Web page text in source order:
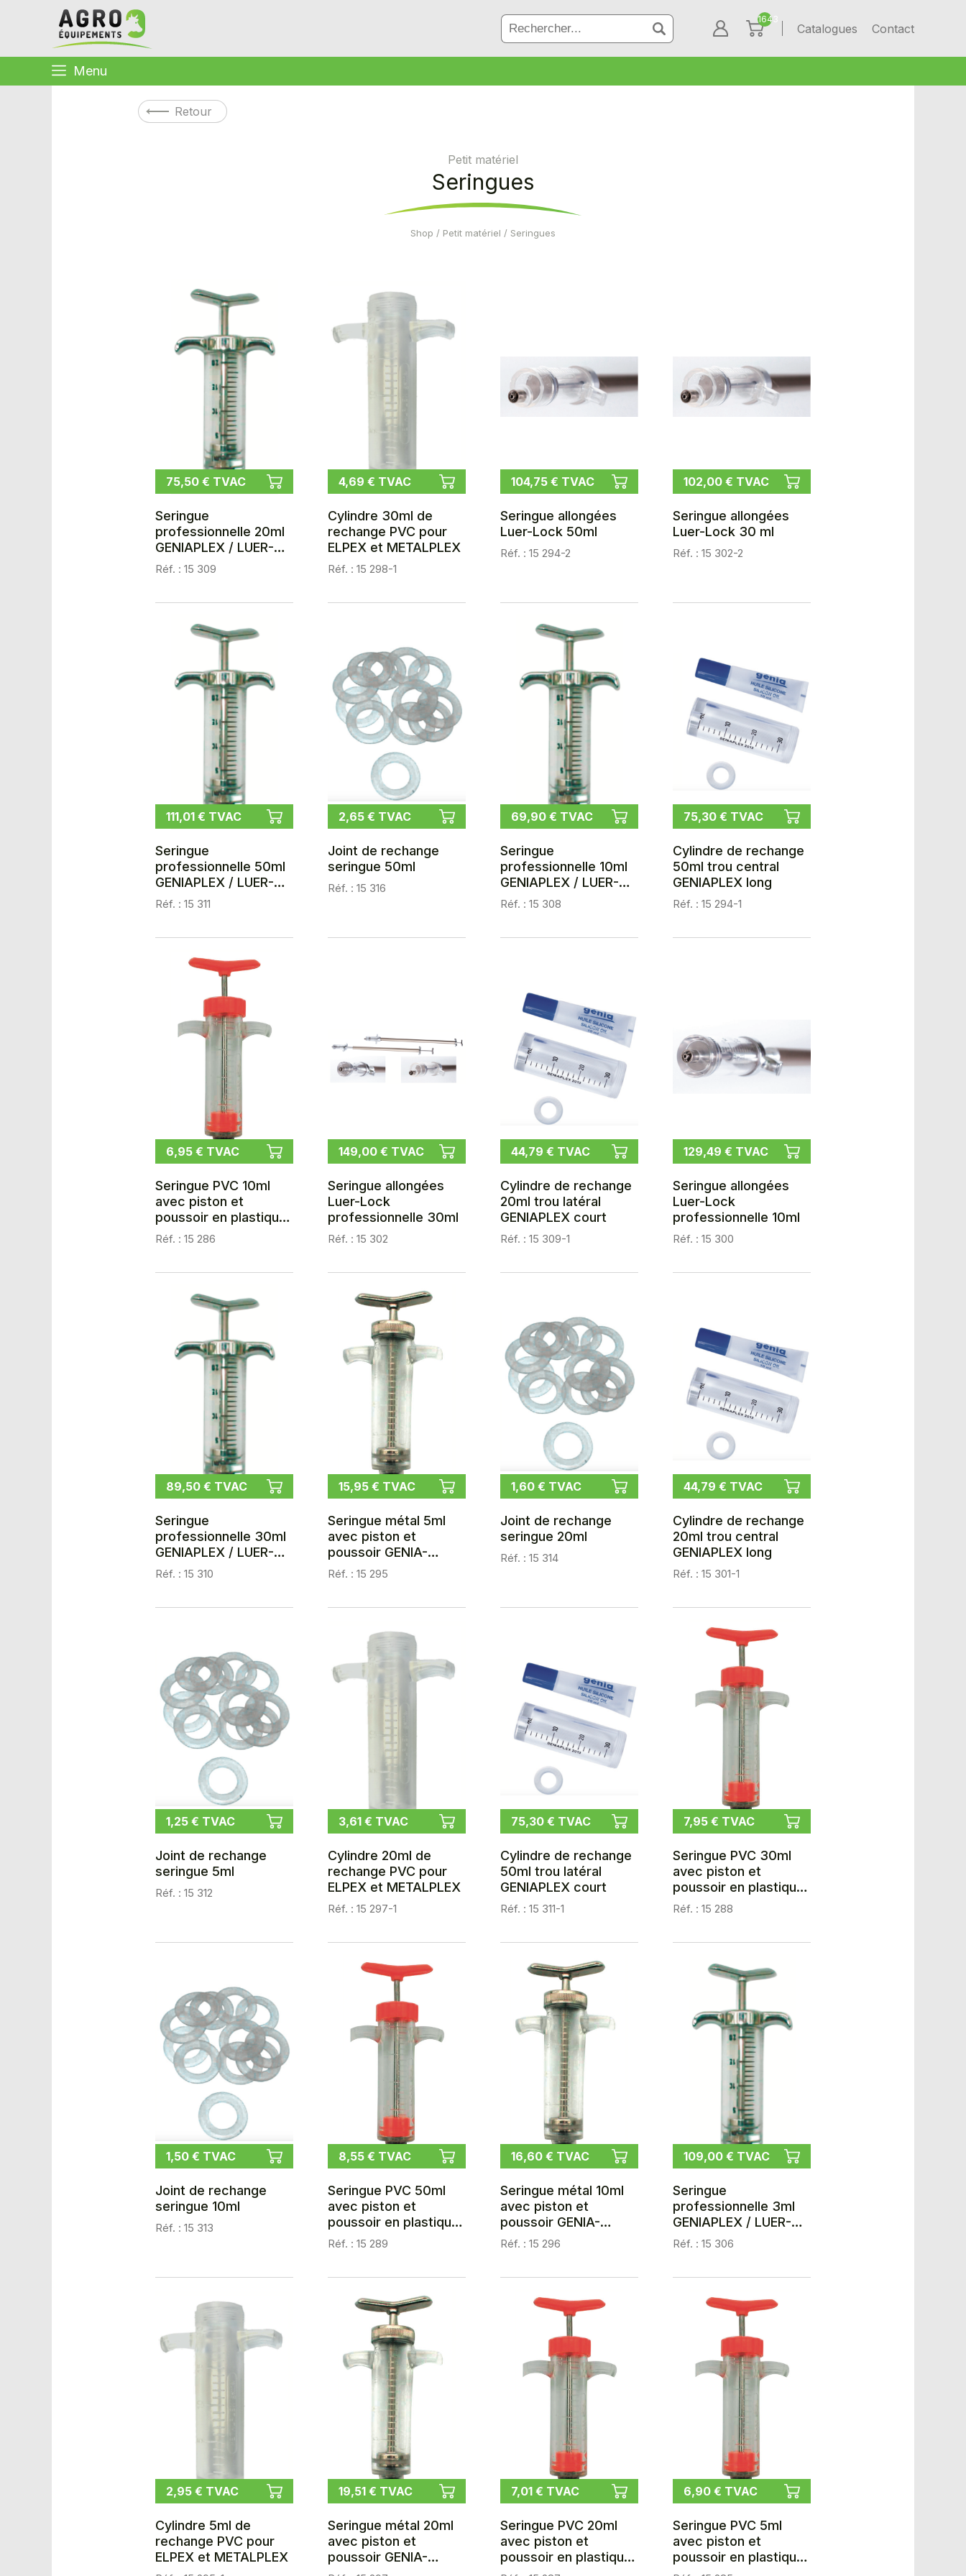
1643
Catalogues Contact
Menu
Retour
Petit matériel
Seringues
Shop / Petit matériel / Seringues
75,50 € TVAC
Seringue
professionnelle 20ml
GENIAPLEX / LUER-
LOCK
Réf. : 15 309
4,69 € TVAC
Cylindre 30ml de
rechange PVC pour
ELPEX et METALPLEX
Réf. : 15 298-1
104,75 € TVAC
Seringue allongées
Luer-Lock 50ml
Réf. : 15 294-2
102,00 € TVAC
Seringue allongées
Luer-Lock 30 ml
Réf. : 15 302-2
111,01 € TVAC
Seringue
professionnelle 50ml
GENIAPLEX / LUER-
LOCK
Réf. : 15 311
2,65 € TVAC
Joint de rechange
seringue 50ml
Réf. : 15 316
69,90 € TVAC
Seringue
professionnelle 10ml
GENIAPLEX / LUER-
LOCK
Réf. : 15 308
75,30 € TVAC
Cylindre de rechange
50ml trou central
GENIAPLEX long
Réf. : 15 294-1
6,95 € TVAC
Seringue PVC 10ml
avec piston et
poussoir en plastique
GENIA-ELPLEX / LUER-
Réf. : 15 286
149,00 € TVAC
Seringue allongées
Luer-Lock
professionnelle 30ml
Réf. : 15 302
44,79 € TVAC
Cylindre de rechange
20ml trou latéral
GENIAPLEX court
Réf. : 15 309-1
129,49 € TVAC
Seringue allongées
Luer-Lock
professionnelle 10ml
Réf. : 15 300
89,50 € TVAC
Seringue
professionnelle 30ml
GENIAPLEX / LUER-
LOCK
Réf. : 15 310
15,95 € TVAC
Seringue métal 5ml
avec piston et
poussoir GENIA-
METALPLEX LUER-
Réf. : 15 295
1,60 € TVAC
Joint de rechange
seringue 20ml
Réf. : 15 314
44,79 € TVAC
Cylindre de rechange
20ml trou central
GENIAPLEX long
Réf. : 15 301-1
1,25 € TVAC
Joint de rechange
seringue 5ml
Réf. : 15 312
3,61 € TVAC
Cylindre 20ml de
rechange PVC pour
ELPEX et METALPLEX
Réf. : 15 297-1
75,30 € TVAC
Cylindre de rechange
50ml trou latéral
GENIAPLEX court
Réf. : 15 311-1
7,95 € TVAC
Seringue PVC 30ml
avec piston et
poussoir en plastique
GENIA-ELPLEX / LUER-
Réf. : 15 288
1,50 € TVAC
Joint de rechange
seringue 10ml
Réf. : 15 313
8,55 € TVAC
Seringue PVC 50ml
avec piston et
poussoir en plastique
GENIA-ELPLEX / LUER-
Réf. : 15 289
16,60 € TVAC
Seringue métal 10ml
avec piston et
poussoir GENIA-
METALPLEX LUER-
Réf. : 15 296
109,00 € TVAC
Seringue
professionnelle 3ml
GENIAPLEX / LUER-
LOCK
Réf. : 15 306
2,95 € TVAC
Cylindre 5ml de
rechange PVC pour
ELPEX et METALPLEX
19,51 € TVAC
Seringue métal 20ml
avec piston et
poussoir GENIA-
METALPLEX LUER-
7,01 € TVAC
Seringue PVC 20ml
avec piston et
poussoir en plastique
GENIA-ELPLEX / LUER-
6,90 € TVAC
Seringue PVC 5ml
avec piston et
poussoir en plastique
GENIA-ELPLEX / LUER-